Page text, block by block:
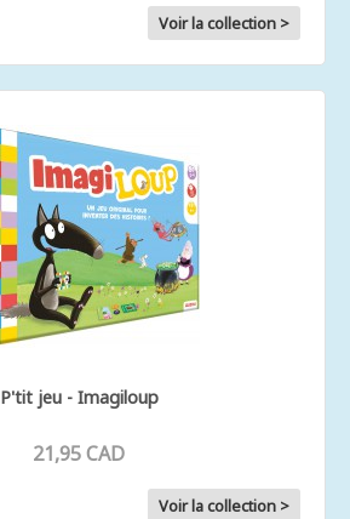
Voir la collection >
P'tit jeu - Imagiloup
21,95 CAD
Voir la collection >